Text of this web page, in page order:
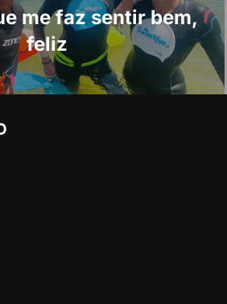
me faz sentir bem,
feliz